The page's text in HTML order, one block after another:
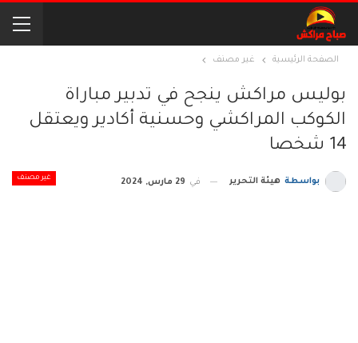
الصفحة الرئيسية غير مصنف
بوليس مراكش ينجح في تدبير مباراة
الكوكب المراكشي وحسنية أكادير ويعتقل
14 شخصا
غير مصنف بواسطة هيئة التحرير في 29 مارس, 2024